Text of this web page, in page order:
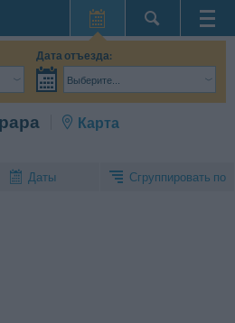
Главная
Мои
бронирования
InItalia Club
Дата отъезда:
Выберите...
Карта
Даты Сгруппировать по